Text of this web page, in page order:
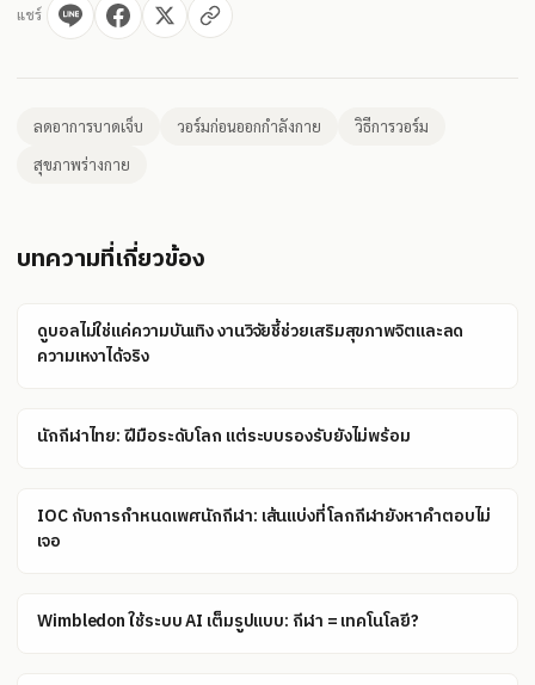
แชร์
ลดอาการบาดเจ็บ วอร์มก่อนออกกำลังกาย
วิธีการวอร์ม
สุขภาพร่างกาย
บทความที่เกี่ยวข้อง
ดูบอลไม่ใช่แค่ความบันเทิง งานวิจัยชี้ช่วยเสริมสุขภาพจิตและลด
ความเหงาได้จริง
นักกีฬาไทย: ฝีมือระดับโลก แต่ระบบรองรับยังไม่พร้อม
IOC กับการกำหนดเพศนักกีฬา: เส้นแบ่งที่โลกกีฬายังหาคำตอบไม่
เจอ
Wimbledon ใช้ระบบ AI เต็มรูปแบบ: กีฬา = เทคโนโลยี?